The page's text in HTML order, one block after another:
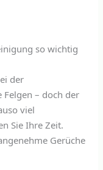
so wichtig
der
Felgen – doch der
viel
Sie Ihre Zeit.
Gerüche